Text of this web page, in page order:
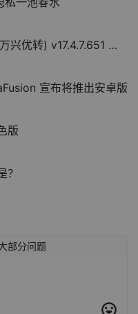
转) v17.4.7.651 特别版
宣布将推出安卓版
版
？
部分问题